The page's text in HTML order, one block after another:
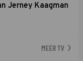
Jerney Kaagman
MEER TV